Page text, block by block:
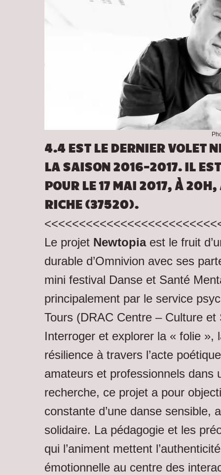
4.4 EST LE DERNIER VOLET
LA SAISON 2016-2017. IL
POUR LE 17 MAI 2017, À
RICHE (37520).
Le projet Newtopiaest le fruit
durable d’Omnivion avec ses
mini festival Danse et Santé
principalement par le service
Tours (DRAC Centre – Culture
Interroger et explorer la « folie »,
résilience à travers l’acte
amateurs et professionnels dans
recherche, ce projet a pour
constante d’une danse sensible,
solidaire. La pédagogie et les
qui l’animent mettent
émotionnelle au centre des